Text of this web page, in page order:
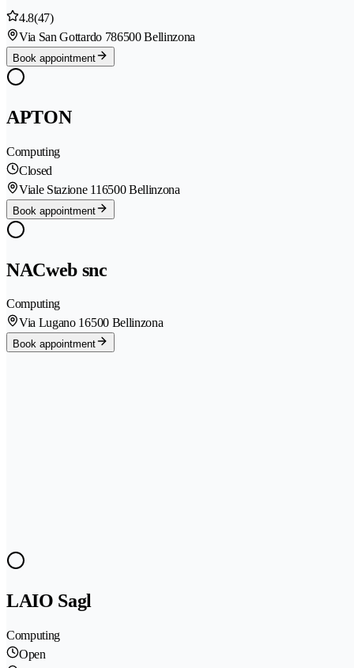
4.8(47)
Via San Gottardo 786500 Bellinzona
Book appointment
APTON
Computing
Closed
Viale Stazione 116500 Bellinzona
Book appointment
NACweb snc
Computing
Via Lugano 16500 Bellinzona
Book appointment
LAIO Sagl
Computing
Open